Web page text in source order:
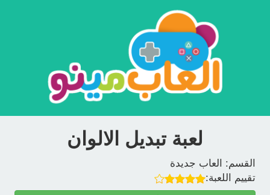
لعبة تبديل الالوان
القسم:
العاب جديدة
تقييم اللعبة: